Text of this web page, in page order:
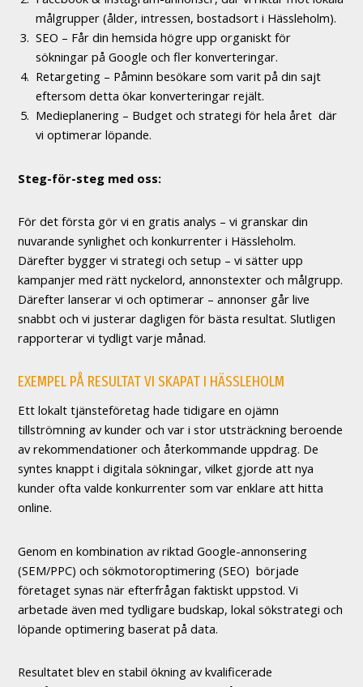
målgrupper (ålder, intressen, bostadsort i Hässleholm).
SEO – Får din hemsida högre upp organiskt för
sökningar på Google och fler konverteringar.
Retargeting – Påminn besökare som varit på din sajt
eftersom detta ökar konverteringar rejält.
Medieplanering – Budget och strategi för hela året där
vi optimerar löpande.
Steg-för-steg med oss:
För det första gör vi en gratis analys – vi granskar din
nuvarande synlighet och konkurrenter i Hässleholm.
Därefter bygger vi strategi och setup – vi sätter upp
kampanjer med rätt nyckelord, annonstexter och målgrupp.
Därefter lanserar vi och optimerar – annonser går live
snabbt och vi justerar dagligen för bästa resultat. Slutligen
rapporterar vi tydligt varje månad.
EXEMPEL PÅ RESULTAT VI SKAPAT I HÄSSLEHOLM
Ett lokalt tjänsteföretag hade tidigare en ojämn
tillströmning av kunder och var i stor utsträckning beroende
av rekommendationer och återkommande uppdrag. De
syntes knappt i digitala sökningar, vilket gjorde att nya
kunder ofta valde konkurrenter som var enklare att hitta
online.
Genom en kombination av riktad Google-annonsering
(SEM/PPC) och sökmotoroptimering (SEO) började
företaget synas när efterfrågan faktiskt uppstod. Vi
arbetade även med tydligare budskap, lokal sökstrategi och
löpande optimering baserat på data.
Resultatet blev en stabil ökning av kvalificerade